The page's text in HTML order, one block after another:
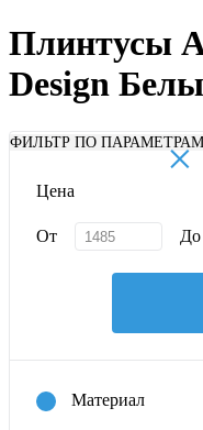
Плинтусы
Design
ФИЛЬТР ПО ПАРАМЕТРАМ
×
Цена
От До
Материал